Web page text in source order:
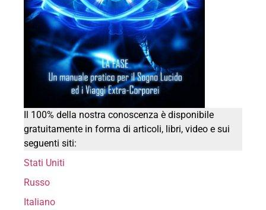
Il 100% della nostra conoscenza è disponibile
gratuitamente in forma di articoli, libri, video e sui
seguenti siti:
Stati Uniti
Russo
Italiano